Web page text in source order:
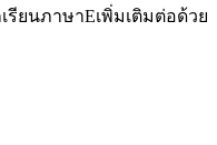
ยนภาษาEเพิ่มเติมต่อด้วย